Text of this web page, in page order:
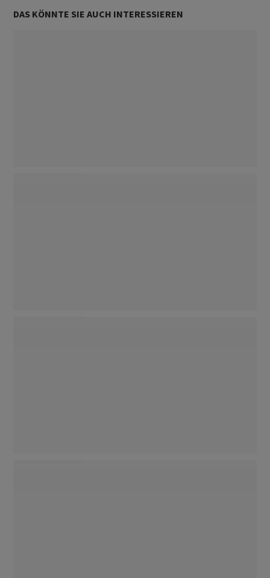
DAS KÖNNTE SIE AUCH INTERESSIEREN